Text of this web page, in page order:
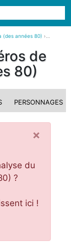
(des années 80) ›
de
80)
PERSONNAGES
×
du
?
ici !